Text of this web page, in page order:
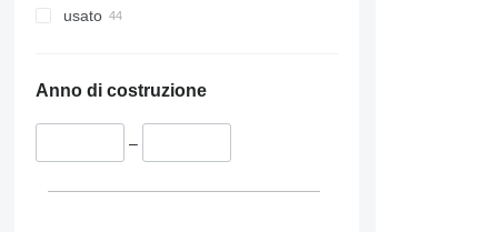
usato
Anno di costruzione
–